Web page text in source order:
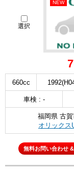
選択
NEW
660cc
車検 : -
福岡県 古
オリックス
無料お問い合わせ